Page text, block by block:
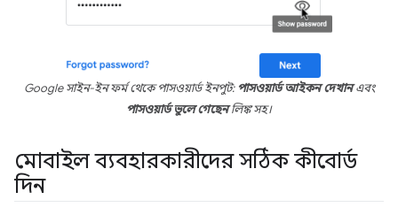
Google সাইন-ইন ফর্ম থেকে পাসওয়ার্ড ইনপুট: পাসওয়ার্ড আইকন দেখানএবং
পাসওয়ার্ড ভুলে গেছেনলিঙ্ক সহ।
মোবাইল ব্যবহারকারীদের সঠিক কীবোর্ড
দিন